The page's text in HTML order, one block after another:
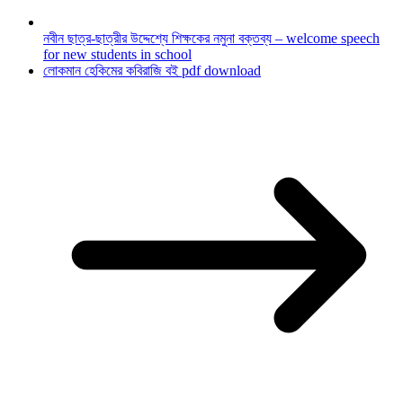
নবীন ছাত্র-ছাত্রীর উদ্দেশ্যে শিক্ষকের নমুনা বক্তব্য – welcome speech
for new students in school
লোকমান হেকিমের কবিরাজি বই pdf download